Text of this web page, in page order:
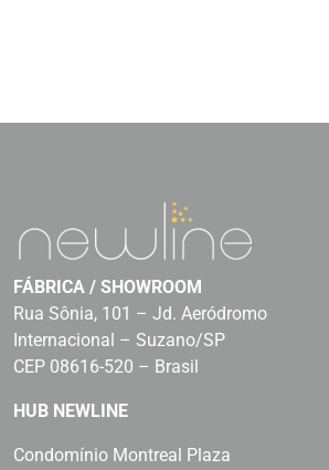
FÁBRICA / SHOWROOM
Rua Sônia, 101 – Jd. Aeródromo
Internacional – Suzano/SP
CEP 08616-520 – Brasil
HUB NEWLINE
Condomínio Montreal Plaza